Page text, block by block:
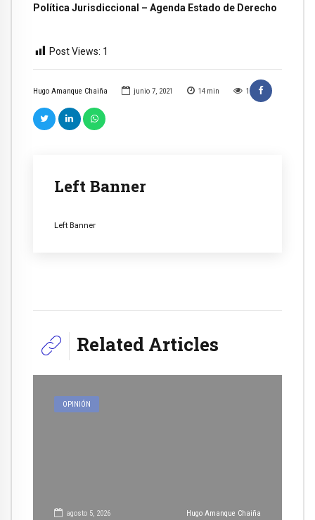
Hugo Amanque Chaiña junio 7, 2021 14 min 1
Left Banner
Left Banner
Política Jurisdiccional – Agenda Estado de Derecho
Post Views: 1
Related Articles
OPINIÓN
agosto 5, 2026 Hugo Amanque Chaiña